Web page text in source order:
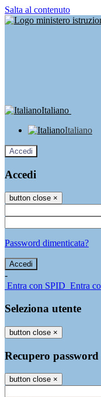
Salta al contenuto
Italiano
Italiano
Accedi
Accedi
button close ×
Password dimenticata?
-
Entra con SPID Entra
Seleziona utente
button close ×
Recupero password
button close ×